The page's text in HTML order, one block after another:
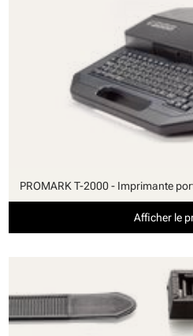
PROMARK T-2000 - Imprimante
Afficher le